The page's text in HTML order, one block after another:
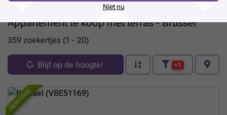
Appartement te koop met terras - Brussel
359 zoekertjes (1 - 20)
Blijf op de hoogte! +1
GEWIJZIGD
Niet nu